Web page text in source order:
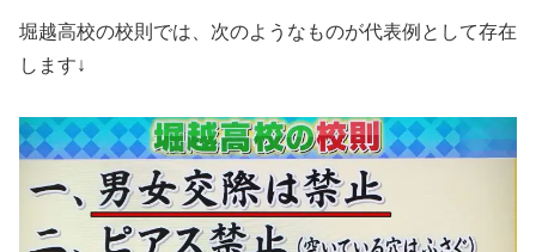
堀越高校の校則では、次のようなものが代表例として存在
します↓